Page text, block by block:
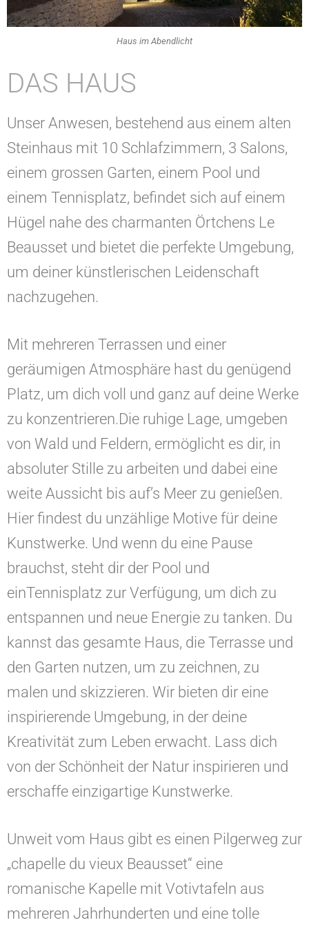
Haus im Abendlicht
DAS HAUS
Unser Anwesen, bestehend aus einem alten
Steinhaus mit 10 Schlafzimmern, 3 Salons,
einem grossen Garten, einem Pool und
einem Tennisplatz, befindet sich auf einem
Hügel nahe des charmanten Örtchens Le
Beausset und bietet die perfekte Umgebung,
um deiner künstlerischen Leidenschaft
nachzugehen.
Mit mehreren Terrassen und einer
geräumigen Atmosphäre hast du genügend
Platz, um dich voll und ganz auf deine Werke
zu konzentrieren.Die ruhige Lage, umgeben
von Wald und Feldern, ermöglicht es dir, in
absoluter Stille zu arbeiten und dabei eine
weite Aussicht bis auf’s Meer zu genießen.
Hier findest du unzählige Motive für deine
Kunstwerke. Und wenn du eine Pause
brauchst, steht dir der Pool und
einTennisplatz zur Verfügung, um dich zu
entspannen und neue Energie zu tanken. Du
kannst das gesamte Haus, die Terrasse und
den Garten nutzen, um zu zeichnen, zu
malen und skizzieren. Wir bieten dir eine
inspirierende Umgebung, in der deine
Kreativität zum Leben erwacht. Lass dich
von der Schönheit der Natur inspirieren und
erschaffe einzigartige Kunstwerke.
Unweit vom Haus gibt es einen Pilgerweg zur
„chapelle du vieux Beausset“ eine
romanische Kapelle mit Votivtafeln aus
mehreren Jahrhunderten und eine tolle